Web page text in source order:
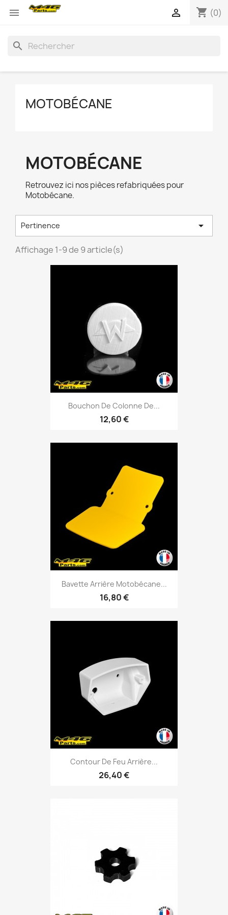
 shopping_cart (0)

search
MOTOBÉCANE
MOTOBÉCANE
Retrouvez ici nos pièces refabriquées pour
Motobécane.
Pertinence 
Affichage 1-9 de 9 article(s)
Bouchon De Colonne De...
12,60 €
Bavette Arrière Motobécane...
16,80 €
Contour De Feu Arrière...
26,40 €